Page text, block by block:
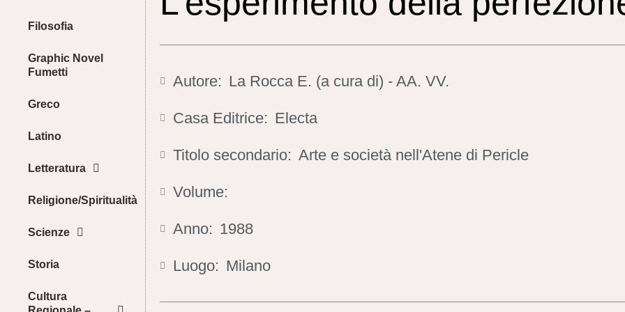
Filosofia
Graphic Novel
Fumetti
Greco
Latino
Letteratura
Religione/Spiritualità
Scienze
Storia
Cultura
Autore: La Rocca E. (a cura di) - AA. VV.
Casa Editrice: Electa
Titolo secondario: Arte e società nell'Atene di Pericle
Volume:
Anno: 1988
Luogo: Milano